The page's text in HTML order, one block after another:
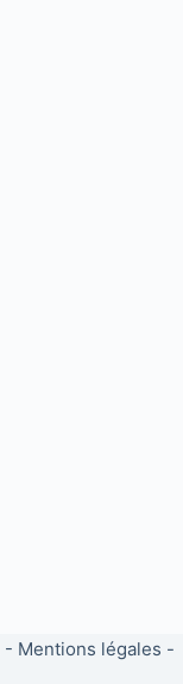
- Mentions légales -